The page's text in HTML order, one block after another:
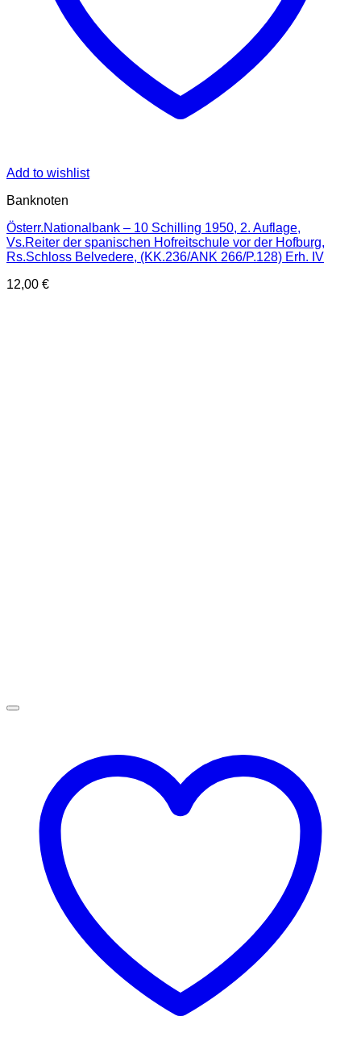
Add to wishlist
Banknoten
Österr.Nationalbank – 10 Schilling 1950, 2. Auflage,
Vs.Reiter der spanischen Hofreitschule vor der Hofburg,
Rs.Schloss Belvedere, (KK.236/ANK 266/P.128) Erh. IV
12,00 €